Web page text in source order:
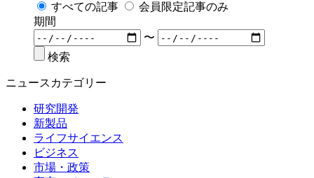
すべての記事
会員限定記事のみ
期間
〜
検索
ニュースカテゴリー
研究開発
新製品
ライフサイエンス
ビジネス
市場・政策